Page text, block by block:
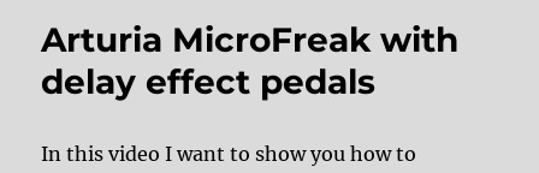
Arturia MicroFreak with
delay effect pedals
In this video I want to show you how to